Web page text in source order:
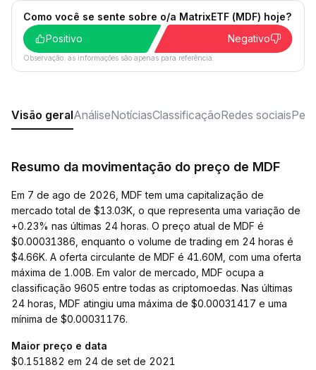
Como você se sente sobre o/a MatrixETF (MDF) hoje?
Positivo
Negativo
Observação: as informações são apenas para referência.
Visão geralAnáliseNotíciasClassificaçãoRedes sociais
Resumo da movimentação do preço de MDF
Em 7 de ago de 2026, MDF tem uma capitalização de
mercado total de $13.03K, o que representa uma variação de
+0.23% nas últimas 24 horas. O preço atual de MDF é
$0.00031386, enquanto o volume de trading em 24 horas é
$4.66K. A oferta circulante de MDF é 41.60M, com uma oferta
máxima de 1.00B. Em valor de mercado, MDF ocupa a
classificação 9605 entre todas as criptomoedas. Nas últimas
24 horas, MDF atingiu uma máxima de $0.00031417 e uma
mínima de $0.00031176.
Maior preço e data
$0.151882 em 24 de set de 2021